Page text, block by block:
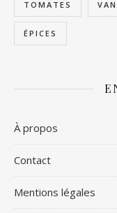
TOMATES
ÉPICES
À propos
Contact
Mentions légales